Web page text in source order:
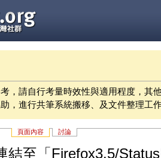
，請自行考量時效性與適用程度，其
，進行共筆系統搬移、及文件整理工
頁面內容 討論
結至「Firefox3.5/